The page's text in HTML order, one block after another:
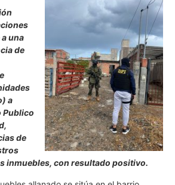
una
de
a
Publico
de
inmuebles, con resultado positivo.